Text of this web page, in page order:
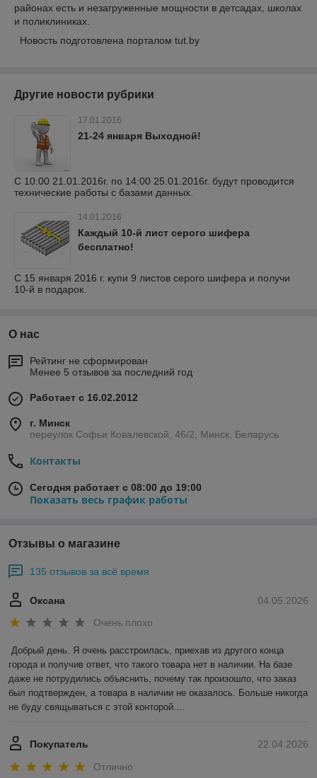
районах есть и незагруженные мощности в детсадах, школах
и поликлиниках.
Новость подготовлена порталом tut.by
Другие новости рубрики
17.01.2016
21-24 января Выходной!
С 10:00 21.01.2016г. по 14:00 25.01.2016г. будут проводится
технические работы с базами данных.
14.01.2016
Каждый 10-й лист серого шифера
бесплатно!
С 15 января 2016 г. купи 9 листов серого шифера и получи
10-й в подарок.
О нас
Рейтинг не сформирован
Менее 5 отзывов за последний год
Работает с 16.02.2012
г. Минск
переулок Софьи Ковалевской, 46/2, Минск, Беларусь
Контакты
Сегодня работает с 08:00 до 19:00
Показать весь график работы
Отзывы о магазине
135 отзывов за всё время
04.05.2026
Оксана
Очень плохо
Добрый день. Я очень расстроилась, приехав из другого конца
города и получив ответ, что такого товара нет в наличии. На базе
даже не потрудились объяснить, почему так произошло, что заказ
был подтвержден, а товара в наличии не оказалось. Больше никогда
не буду свящываться с этой конторой....
22.04.2026
Покупатель
Отлично